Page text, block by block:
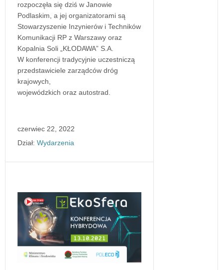
rozpoczęła się dziś w Janowie
Podlaskim, a jej organizatorami są
Stowarzyszenie Inzynierów i Techników
Komunikacji RP z Warszawy oraz
Kopalnia Soli „KŁODAWA” S.A.
W konferencji tradycyjnie uczestniczą
przedstawiciele zarządców dróg
krajowych,
wojewódzkich oraz autostrad.
czerwiec 22, 2022
Dział: Wydarzenia